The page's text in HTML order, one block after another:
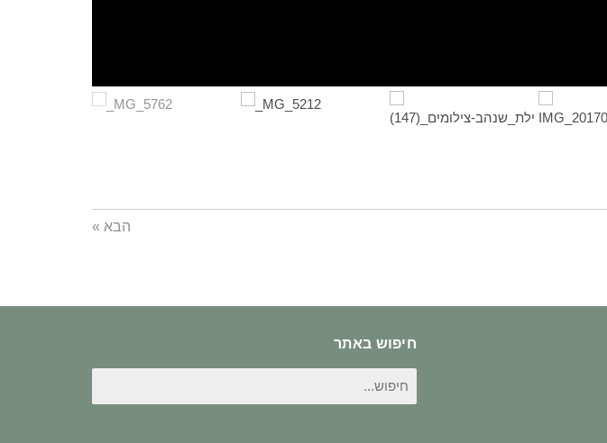
הבא »
חיפוש באתר
חיפוש
עבור: